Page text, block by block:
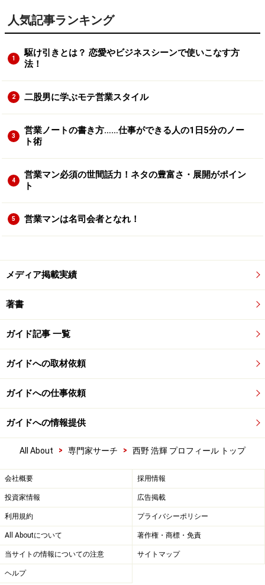
人気記事ランキング
1
駆け引きとは？ 恋愛やビジネスシーンで使いこなす方
法！
2 二股男に学ぶモテ営業スタイル
3
営業ノートの書き方……仕事ができる人の1日5分のノー
ト術
4
営業マン必須の世間話力！ネタの豊富さ・展開がポイン
ト
5 営業マンは名司会者となれ！
メディア掲載実績
著書
ガイド記事 一覧
ガイドへの取材依頼
ガイドへの仕事依頼
ガイドへの情報提供
All About > 専門家サーチ > 西野 浩輝 プロフィール トップ
会社概要 採用情報
投資家情報 広告掲載
利用規約 プライバシーポリシー
All Aboutについて 著作権・商標・免責
当サイトの情報についての注意 サイトマップ
ヘルプ